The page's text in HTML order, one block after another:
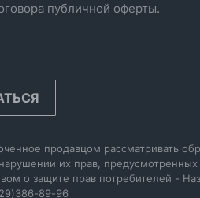
публичной оферты.
продавцом рассматривать
их прав, предусмотренных
о защите прав потребителей -
89-96